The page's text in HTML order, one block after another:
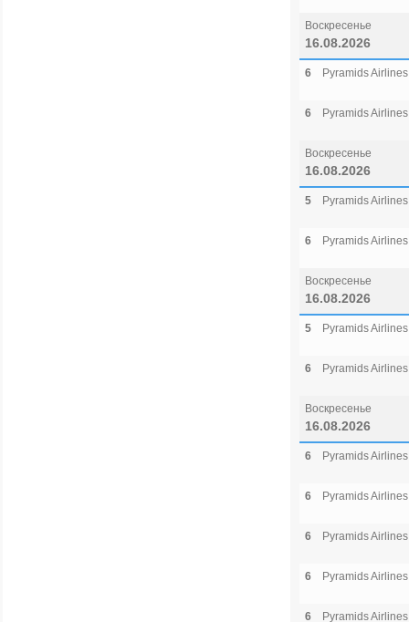
Воскресенье
16.08.2026
6 Pyramids Airlines
6 Pyramids Airlines
Воскресенье
16.08.2026
5 Pyramids Airlines
6 Pyramids Airlines
Воскресенье
16.08.2026
5 Pyramids Airlines
6 Pyramids Airlines
Воскресенье
16.08.2026
6 Pyramids Airlines
6 Pyramids Airlines
6 Pyramids Airlines
6 Pyramids Airlines
6 Pyramids Airlines